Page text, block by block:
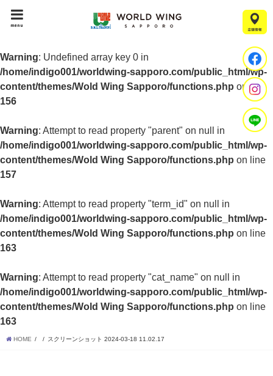
menu
Warning: Undefined array key 0 in
/home/indigo001/worldwing-sapporo.com/public_html/wp-
content/themes/Wold Wing Sapporo/functions.php on line
156
Warning: Attempt to read property "parent" on null in
/home/indigo001/worldwing-sapporo.com/public_html/wp-
content/themes/Wold Wing Sapporo/functions.php on line
157
Warning: Attempt to read property "term_id" on null in
/home/indigo001/worldwing-sapporo.com/public_html/wp-
content/themes/Wold Wing Sapporo/functions.php on line
163
Warning: Attempt to read property "cat_name" on null in
/home/indigo001/worldwing-sapporo.com/public_html/wp-
content/themes/Wold Wing Sapporo/functions.php on line
163
HOME スクリーンショット 2024-03-18 11.02.17